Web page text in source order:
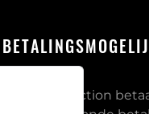
Bij PB Protection